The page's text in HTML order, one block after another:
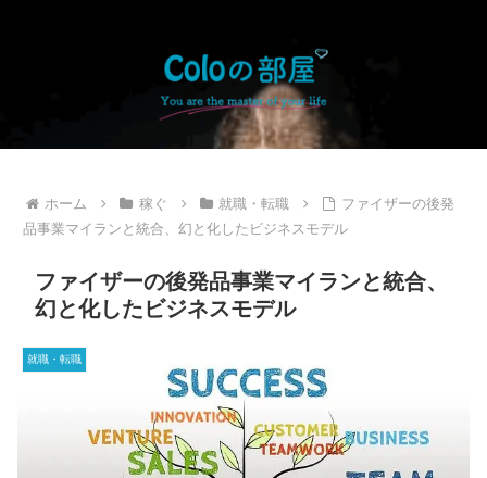
ホーム 稼ぐ 就職・転職
ファイザーの後発
品事業マイランと統合、幻と化したビジネスモデル
ファイザーの後発品事業マイランと統合、
幻と化したビジネスモデル
就職・転職